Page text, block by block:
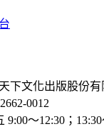
下文化出版股份有
0012
～12:30；13:30